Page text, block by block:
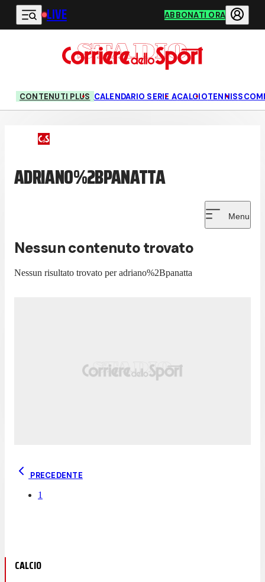
Vai al contenuto principale
LIVE ABBONATI ORA
CONTENUTI PLUS CALENDARIO SERIE ACALCIOTENNIS
ADRIANO%2BPANATTA
Menu
Nessun contenuto trovato
Nessun risultato trovato peradriano%2Bpanatta
PRECEDENTE
1
CALCIO